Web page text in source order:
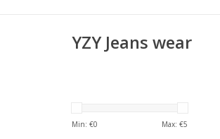
YZY Jeans wear
Min: €0 Max: €5